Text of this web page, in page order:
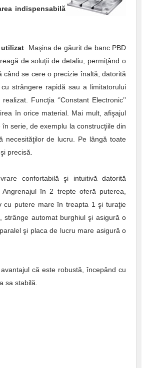
indispensabilă
utilizat
Maşina de găurit de banc PBD
de soluţii de detaliu, permiţând o
când se cere o precizie înaltă, datorită
strângere rapidă sau a limitatorului
Funcţia ‘’Constant Electronic’’
în orice material. Mai mult, afişajul
serie, de exemplu la construcţiile din
necesităţilor de lucru. Pe lângă toate
precisă.
confortabilă şi intuitivă datorită
în 2 trepte oferă puterea,
cu putere mare în treapta 1 şi turaţie
automat burghiul şi asigură o
şi placa de lucru mare asigură o
că este robustă, începând cu
sa stabilă.